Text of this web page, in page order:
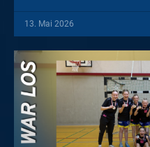
13. Mai 2026